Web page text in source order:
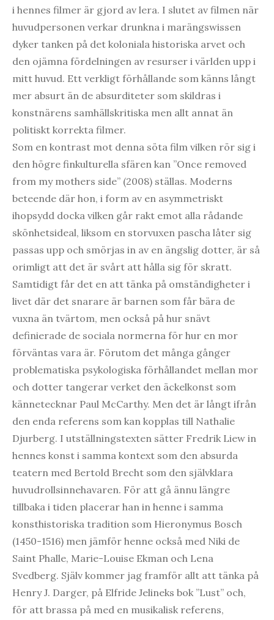
i hennes filmer är gjord av lera. I slutet av filmen när
huvudpersonen verkar drunkna i marängswissen
dyker tanken på det koloniala historiska arvet och
den ojämna fördelningen av resurser i världen upp i
mitt huvud. Ett verkligt förhållande som känns långt
mer absurt än de absurditeter som skildras i
konstnärens samhällskritiska men allt annat än
politiskt korrekta filmer.
Som en kontrast mot denna söta film vilken rör sig i
den högre finkulturella sfären kan ”Once removed
from my mothers side” (2008) ställas. Moderns
beteende där hon, i form av en asymmetriskt
ihopsydd docka vilken går rakt emot alla rådande
skönhetsideal, liksom en storvuxen pascha låter sig
passas upp och smörjas in av en ängslig dotter, är så
orimligt att det är svårt att hålla sig för skratt.
Samtidigt får det en att tänka på omständigheter i
livet där det snarare är barnen som får bära de
vuxna än tvärtom, men också på hur snävt
definierade de sociala normerna för hur en mor
förväntas vara är. Förutom det många gånger
problematiska psykologiska förhållandet mellan mor
och dotter tangerar verket den äckelkonst som
kännetecknar Paul McCarthy. Men det är långt ifrån
den enda referens som kan kopplas till Nathalie
Djurberg. I utställningstexten sätter Fredrik Liew in
hennes konst i samma kontext som den absurda
teatern med Bertold Brecht som den självklara
huvudrollsinnehavaren. För att gå ännu längre
tillbaka i tiden placerar han in henne i samma
konsthistoriska tradition som Hieronymus Bosch
(1450-1516) men jämför henne också med Niki de
Saint Phalle, Marie-Louise Ekman och Lena
Svedberg. Själv kommer jag framför allt att tänka på
Henry J. Darger, på Elfride Jelineks bok ”Lust” och,
för att brassa på med en musikalisk referens,